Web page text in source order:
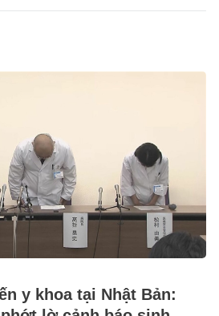
y khoa tại Nhật Bản: